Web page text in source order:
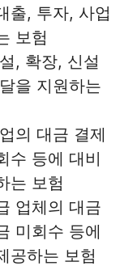
출, 투자, 사업
보험
, 확장, 신설
을 지원하는
의 대금 결제
수 등에 대비
는 보험
업체의 대금
미회수 등에
공하는 보험